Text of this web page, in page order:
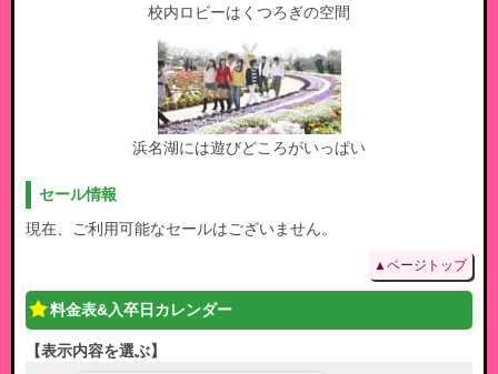
校内ロビーはくつろぎの空間
浜名湖には遊びどころがいっぱい
セール情報
現在、ご利用可能なセールはございません。
▲ページトップ
料金表&入卒日カレンダー
表示内容を選ぶ